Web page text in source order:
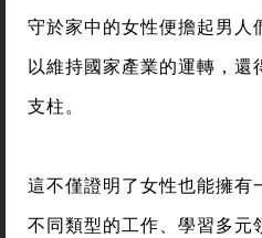
守於家中的女性便擔起男人
以維持國家產業的運轉，還
支柱。
這不僅證明了女性也能擁有
不同類型的工作、學習多元